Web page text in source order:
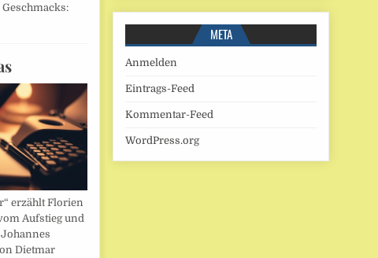
erzählt Florien
Aufstieg und
Dietmar
META
Anmelden
Eintrags-Feed
Kommentar-Feed
WordPress.org